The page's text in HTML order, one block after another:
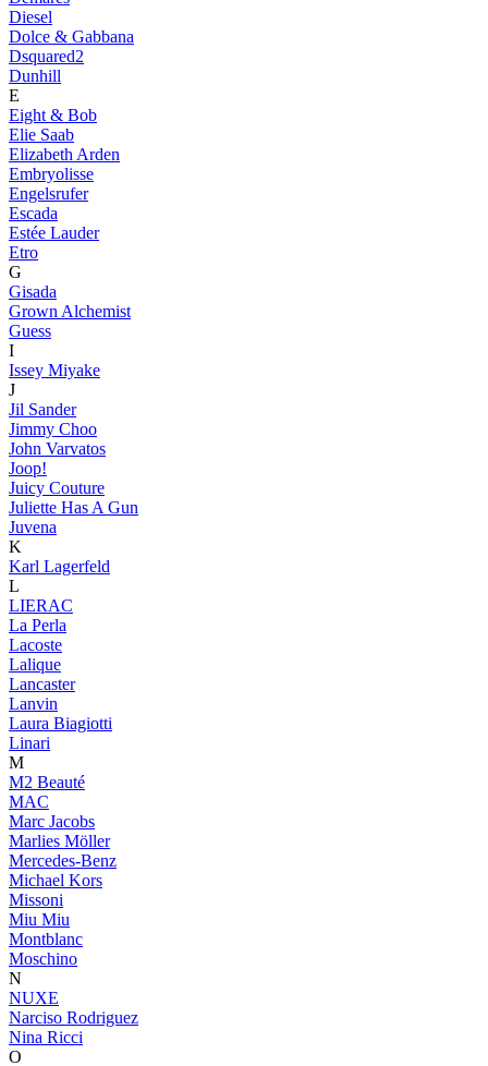
Diesel
Dolce & Gabbana
Dsquared2
Dunhill
E
Eight & Bob
Elie Saab
Elizabeth Arden
Embryolisse
Engelsrufer
Escada
Estée Lauder
Etro
G
Gisada
Grown Alchemist
Guess
I
Issey Miyake
J
Jil Sander
Jimmy Choo
John Varvatos
Joop!
Juicy Couture
Juliette Has A Gun
Juvena
K
Karl Lagerfeld
L
LIERAC
La Perla
Lacoste
Lalique
Lancaster
Lanvin
Laura Biagiotti
Linari
M
M2 Beauté
MAC
Marc Jacobs
Marlies Möller
Mercedes-Benz
Michael Kors
Missoni
Miu Miu
Montblanc
Moschino
N
NUXE
Narciso Rodriguez
Nina Ricci
O